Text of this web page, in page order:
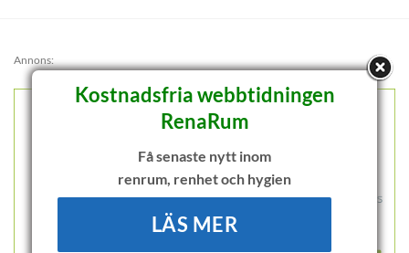
Annons:
Kostnadsfria webbtidningen
RenaRum
Få senaste nytt inom
renrum, renhet och hygien
LÄS MER